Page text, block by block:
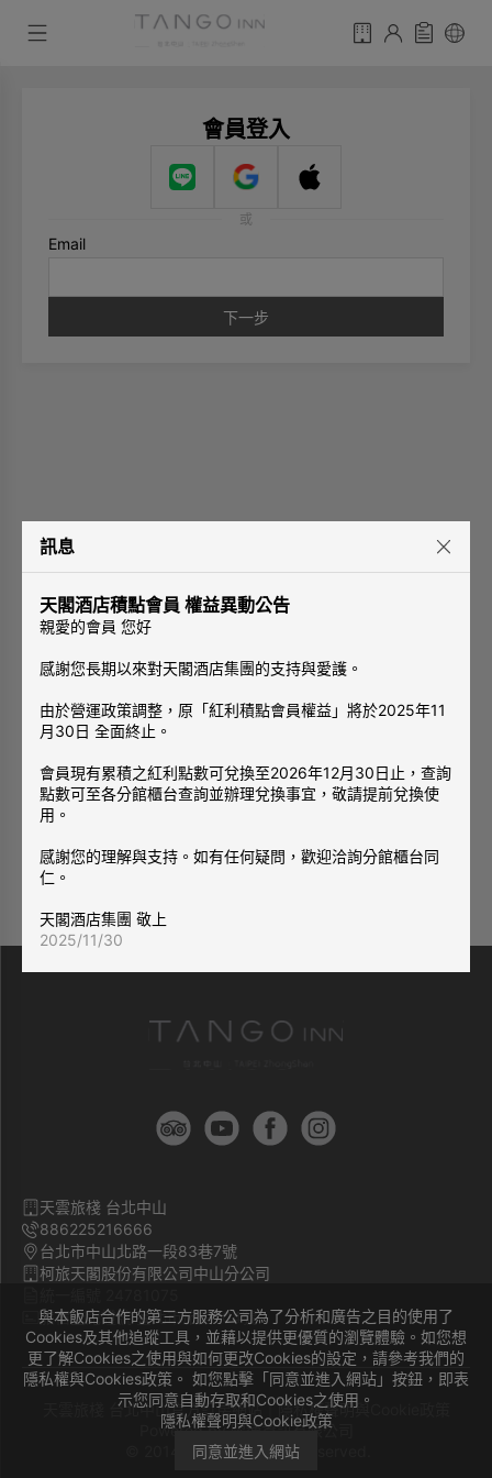
會員登入
或
Email
下一步
訊息
天閣酒店積點會員 權益異動公告
親愛的會員 您好
感謝您長期以來對天閣酒店集團的支持與愛護。
由於營運政策調整，原「紅利積點會員權益」將於2025年11
月30日 全面終止。
會員現有累積之紅利點數可兌換至2026年12月30日止，查詢
點數可至各分館櫃台查詢並辦理兌換事宜，敬請提前兌換使
用。
感謝您的理解與支持。如有任何疑問，歡迎洽詢分館櫃台同
仁。
天閣酒店集團 敬上
2025/11/30
與本飯店合作的第三方服務公司為了分析和廣告之目的使用了
Cookies及其他追蹤工具，並藉以提供更優質的瀏覽體驗。如您想
更了解Cookies之使用與如何更改Cookies的設定，請參考我們的
隱私權與Cookies政策。 如您點擊「同意並進入網站」按鈕，即表
示您同意自動存取和Cookies之使用。
隱私權聲明與Cookie政策
同意並進入網站
天雲旅棧 台北中山
886225216666
台北市中山北路一段83巷7號
柯旅天閣股份有限公司中山分公司
旅宿登記證號 臺北市旅館704號
天雲旅棧 台北中山官方訂房網站｜隱私權聲明與Cookie政策
Powered by曜通資訊有限公司
© 2014-2026 All Rights Reserved.